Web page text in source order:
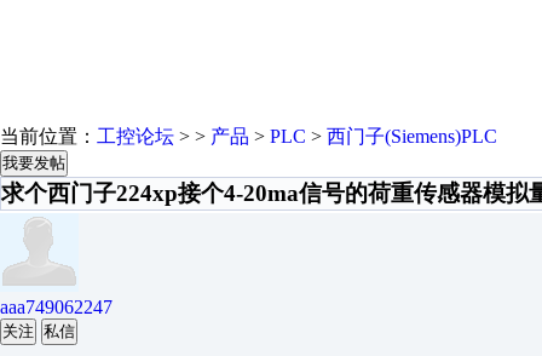
当前位置： 工控论坛 > > 产品 > PLC > 西门子(Siemens)PLC
我要发帖
求个西门子224xp接个4-20ma信号的荷重传感器模拟
aaa749062247
关注 私信